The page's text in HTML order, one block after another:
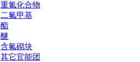
重氮化合物
二氟甲基
酯
醚
含氟砌块
其它官能团